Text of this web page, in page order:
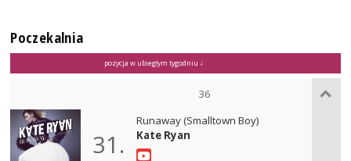
Poczekalnia
pozycja w ubiegłym tygodniu ↓
36
31.
Runaway (Smalltown Boy)
Kate Ryan